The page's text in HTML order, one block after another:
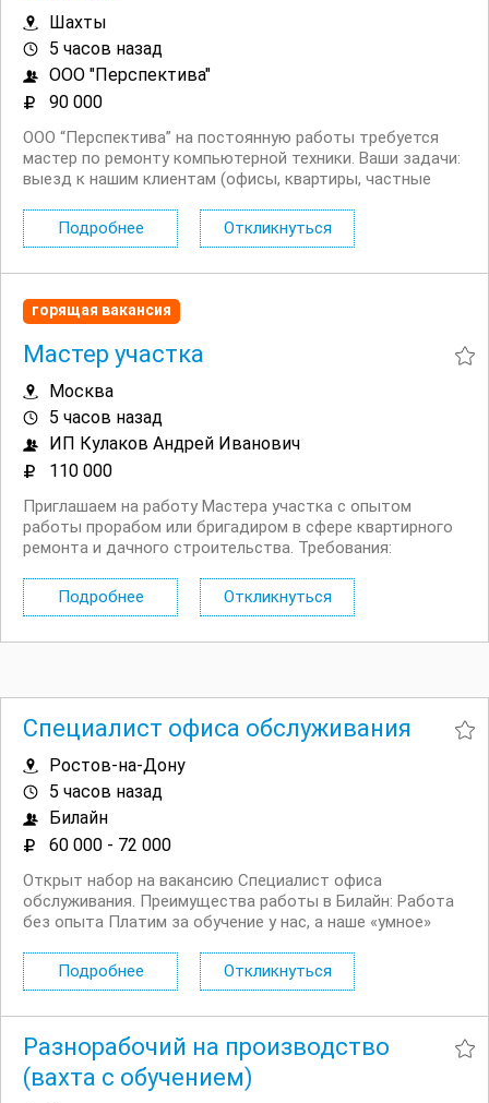
Шахты
5 часов назад
ООО "Перспектива"
90 000
ООО “Перспектива” на постоянную работы требуется
мастер по ремонту компьютерной техники. Ваши задачи:
выезд к нашим клиентам (офисы, квартиры, частные
диагностика неисправности, восстановление Windows...
Подробнее Откликнуться
горящая вакансия
Мастер участка
Москва
5 часов назад
ИП Кулаков Андрей Иванович
110 000
Приглашаем на работу Мастера участка с опытом
работы прорабом или бригадиром в сфере квартирного
ремонта и дачного строительства. Tpeбoвaния:
в cтpоитeльнo мoнтaжныx pабoтаx, peмонтнo
oтдeлoчныx pабoтaх. Гpамoтнoe...
Подробнее Откликнуться
Специалист офиса обслуживания
Ростов-на-Дону
5 часов назад
Билайн
60 000 - 72 000
Открыт набор на вакансию Специалист офиса
обслуживания. Преимущества работы в Билайн: Работа
без опыта Платим за обучение у нас, а наше «умное»
быстро отвечать на любые вопросы клиентов Рядом с
домом, подбираем офис рядом с...
Подробнее Откликнуться
Разнорабочий на производство
(вахта с обучением)